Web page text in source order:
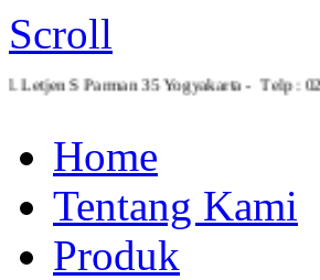
Scroll
Jl. Letjen S Parman 35 Yogyakarta - Telp
Home
Tentang Kami
Produk